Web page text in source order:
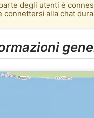
degli utenti è
connettersi alla chat